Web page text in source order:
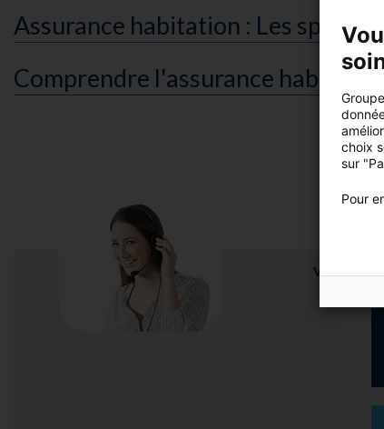
Assurance habitation : Les
Comprendre l'assurance
Vous
choix
sur
Pour